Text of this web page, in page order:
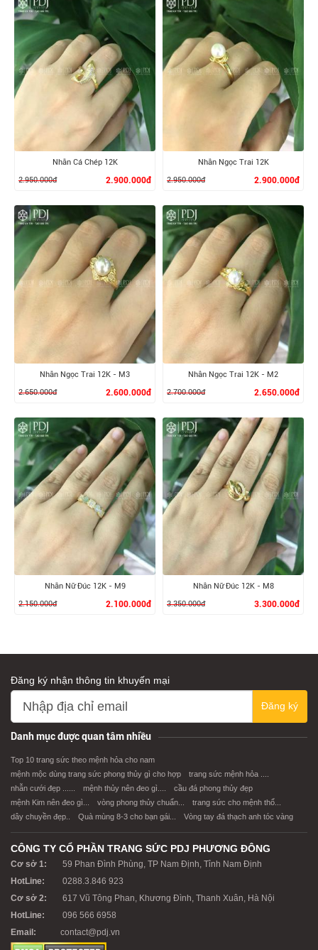
XEM CHI TIẾT XEM CHI TIẾT
XEM CHI TIẾT
Nhẫn Cá Chép 12K
2.950.000đ
2.900.000đ
XEM CHI TIẾT
Nhẫn Ngọc Trai 12K
2.950.000đ
2.900.000đ
XEM CHI TIẾT
Nhẫn Ngọc Trai 12K - M3
2.650.000đ
2.600.000đ
XEM CHI TIẾT
Nhẫn Ngọc Trai 12K - M2
2.700.000đ
2.650.000đ
XEM CHI TIẾT
Nhẫn Nữ Đúc 12K - M9
2.150.000đ
2.100.000đ
XEM CHI TIẾT
Nhẫn Nữ Đúc 12K - M8
3.350.000đ
3.300.000đ
Đăng ký nhận thông tin khuyến mại
Đăng ký
Danh mục được quan tâm nhiều
Top 10 trang sức theo mệnh hỏa cho nam
mệnh mộc dùng trang sức phong thủy gì cho hợp
trang sức mệnh hỏa ....
nhẫn cưới đẹp ......
mệnh thủy nên đeo gì....
cầu đá phong thủy đẹp
mệnh Kim nên đeo gì...
vòng phong thủy chuẩn...
trang sức cho mệnh thổ...
dây chuyền đẹp..
Quà mùng 8-3 cho bạn gái... Vòng tay đá thạch anh tóc vàng
CÔNG TY CỔ PHẦN TRANG SỨC PDJ PHƯƠNG ĐÔNG
Cơ sở 1:
59 Phan Đình Phùng, TP Nam Định, Tỉnh Nam Định
HotLine:
0288.3.846 923
Cơ sở 2:
617 Vũ Tông Phan, Khương Đình, Thanh Xuân, Hà Nội
HotLine:
096 566 6958
Email:
contact@pdj.vn